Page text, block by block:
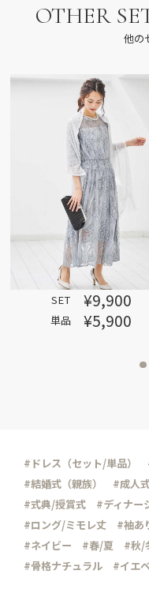
OTHER
他の
SET ¥9,900
単品 ¥5,900
#ドレス（セット/単品）
#結婚式（親族）
#成人
#式典/授賞式
#ディナー
#ロング/ミモレ丈
#袖あ
#ネイビー
#春/夏 #秋/
#骨格ナチュラル
#イエ